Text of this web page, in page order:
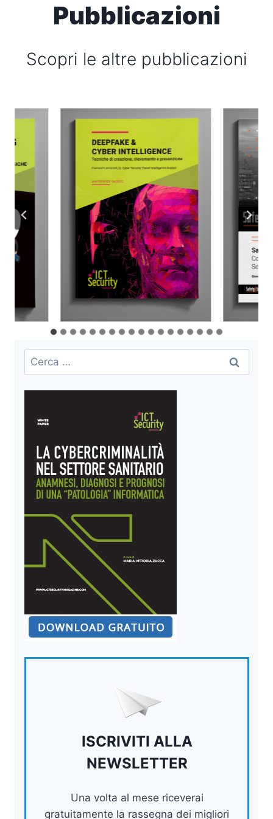
Pubblicazioni
Scopri le altre pubblicazioni
Ricerca
per:
ISCRIVITI ALLA
NEWSLETTER
Una volta al mese riceverai
gratuitamente la rassegna dei migliori